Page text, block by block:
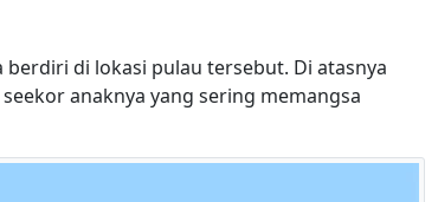
di lokasi pulau tersebut. Di atasnya
anaknya yang sering memangsa